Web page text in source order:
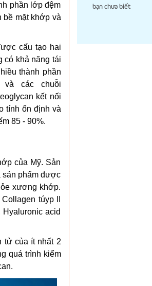
phần lớp đệm
bề mặt khớp và
cấu tạo hai
có khả năng tái
thành phần
và các chuỗi
kết nối
tính ổn định và
85 - 90%.
của Mỹ. Sản
sản phẩm được
xương khớp.
túyp II
Hyaluronic acid
tử của ít nhất 2
quá trình kiểm
bạn chưa biết